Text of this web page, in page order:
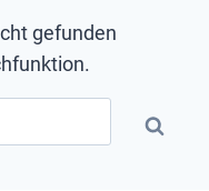
gefunden